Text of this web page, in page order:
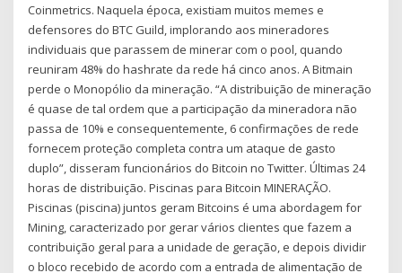
Coinmetrics. Naquela época, existiam muitos memes e
defensores do BTC Guild, implorando aos mineradores
individuais que parassem de minerar com o pool, quando
reuniram 48% do hashrate da rede há cinco anos. A Bitmain
perde o Monopólio da mineração. “A distribuição de mineração
é quase de tal ordem que a participação da mineradora não
passa de 10% e consequentemente, 6 confirmações de rede
fornecem proteção completa contra um ataque de gasto
duplo”, disseram funcionários do Bitcoin no Twitter. Últimas 24
horas de distribuição. Piscinas para Bitcoin MINERAÇÃO.
Piscinas (piscina) juntos geram Bitcoins é uma abordagem for
Mining, caracterizado por gerar vários clientes que fazem a
contribuição geral para a unidade de geração, e depois dividir
o bloco recebido de acordo com a entrada de alimentação de